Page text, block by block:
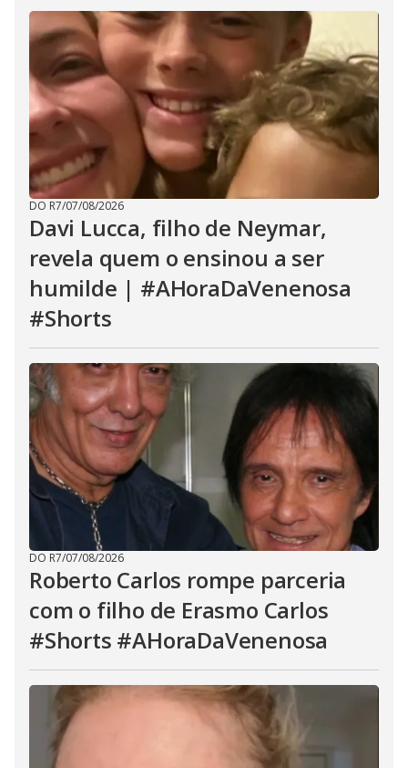
DO R7/07/08/2026
Davi Lucca, filho de Neymar,
revela quem o ensinou a ser
humilde | #AHoraDaVenenosa
#Shorts
DO R7/07/08/2026
Roberto Carlos rompe parceria
com o filho de Erasmo Carlos
#Shorts #AHoraDaVenenosa